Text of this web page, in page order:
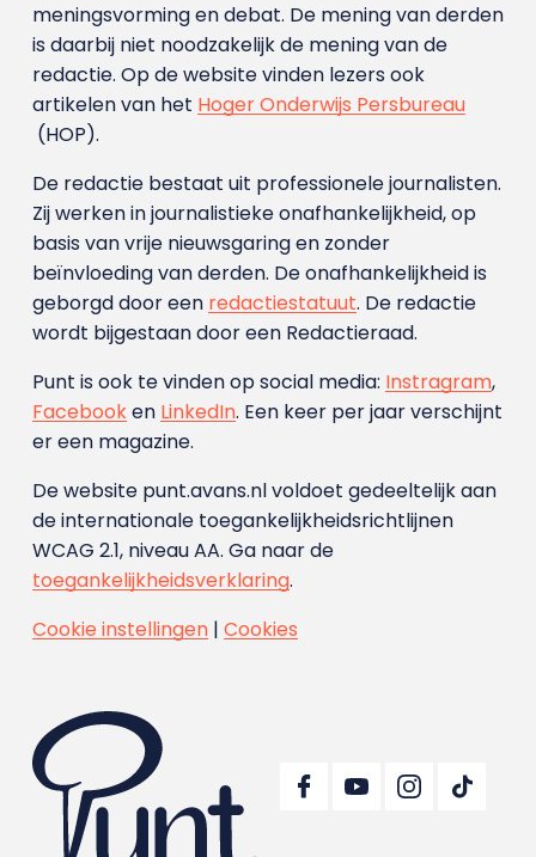
meningsvorming en debat. De mening van derden
is daarbij niet noodzakelijk de mening van de
redactie. Op de website vinden lezers ook
artikelen van het Hoger Onderwijs Persbureau
(HOP).
De redactie bestaat uit professionele journalisten.
Zij werken in journalistieke onafhankelijkheid, op
basis van vrije nieuwsgaring en zonder
beïnvloeding van derden. De onafhankelijkheid is
geborgd door een redactiestatuut. De redactie
wordt bijgestaan door een Redactieraad.
Punt is ook te vinden op social media: Instragram,
Facebooken LinkedIn. Een keer per jaar verschijnt
er een magazine.
De website punt.avans.nl voldoet gedeeltelijk aan
de internationale toegankelijkheidsrichtlijnen
WCAG 2.1, niveau AA. Ga naar de
toegankelijkheidsverklaring.
Cookie instellingen| Cookies